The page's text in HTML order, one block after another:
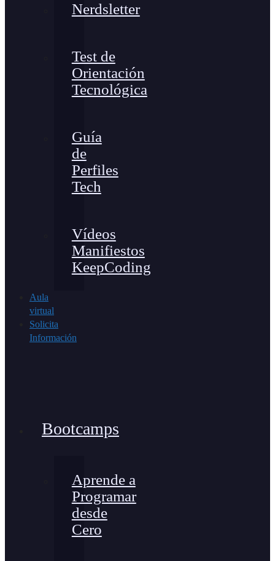
Nerdsletter
Test de
Orientación
Tecnológica
Guía
de
Perfiles
Tech
Vídeos
Manifiestos
KeepCoding
Aula
virtual
Solicita
Información
Bootcamps
Aprende a
Programar
desde
Cero